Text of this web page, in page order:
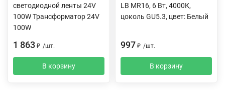
светодиодной ленты 24V
100W Трансформатор 24V
100W
1 863 ₽ /шт.
В корзину
LB MR16, 6 Вт, 4000К,
цоколь GU5.3, цвет: Белый
997 ₽ /шт.
В корзину